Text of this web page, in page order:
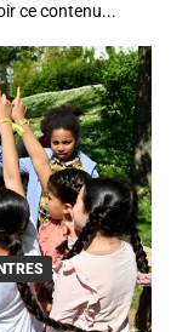
ce contenu...